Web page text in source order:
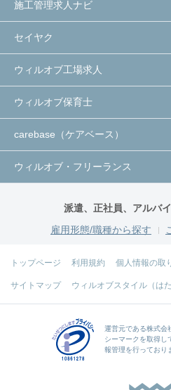
施工管理求人ナビ
セイヤク
ウィルオブ工場求人
ウィルオブ保育士
carebase（ケアベース）
ウィルオブ・フリーランス
派遣、正社員、アルバ
雇用形態/職種から探す
トップページ 利用規約 個人情報の取
サイトマップ ウィルオブスタイル（は
運営元である株式会
シーマークを取得し
報管理を行っており